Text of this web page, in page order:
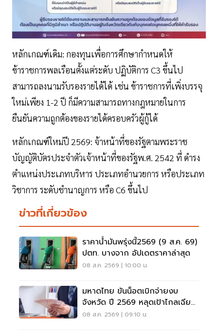
หลักเกณฑ์เดิม: กองทุนเพื่อการศึกษากำหนดให้
ข้าราชการพลเรือนตั้งแต่ระดับ ปฏิบัติการ C3 ขึ้นไป
สามารถลงนามรับรองรายได้ได้ เช่น ข้าราชการที่เพิ่งบรรจุ
ใหม่เพียง 1-2 ปี ก็มีความสามารถทางกฎหมายในการ
ยืนยันความถูกต้องของรายได้ครอบครัวผู้กู้ได้
หลักเกณฑ์ใหม่ปี 2569: จ้าหน้าที่ของรัฐตามพระราช
บัญญัติบัตรประจำตัวเจ้าหน้าที่ของรัฐพ.ศ. 2542 ที่ ดำรง
ตำแหน่งประเภทบริหาร ประเภทอำนวยการ หรือประเภท
วิชาการ ระดับชำนาญการ หรือ C6 ขึ้นไป
ข่าวที่เกี่ยวข้อง
ราคาน้ำมันพรุ่งนี้2569 (9 ส.ค. 69)
ปตท. บางจาก อัปเดตราคาล่าสุด
08 ส.ค. 2569 | 10:00 น.
มหาดไทย ขันน็อตเบิกจ่ายงบ
จังหวัด ปี 2569 หลุดเป้าไกลเฉียด
40%
08 ส.ค. 2569 | 09:10 น.